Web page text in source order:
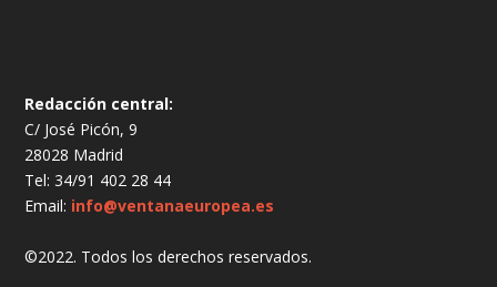
Redacción central:
C/ José Picón, 9
28028 Madrid
Tel: 34/91 402 28 44
Email: info@ventanaeuropea.es
©2022. Todos los derechos reservados.